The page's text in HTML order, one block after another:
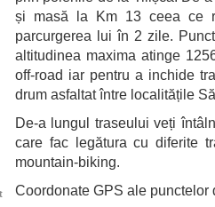
și masă la Km 13 ceea ce
parcurgerea lui în 2 zile.
altitudinea maxima atinge
off-road iar pentru a inchide
drum asfaltat între localitățile
De-a lungul traseului veți
care fac legătura cu diferite
mountain-biking.
Coordonate GPS ale punctelor